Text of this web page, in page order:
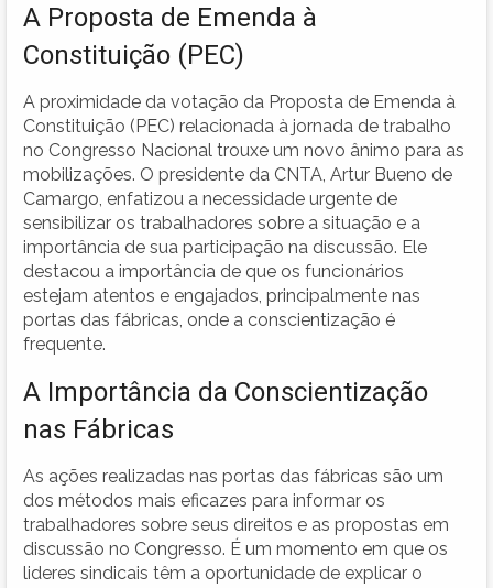
A Proposta de Emenda à
Constituição (PEC)
A proximidade da votação da Proposta de Emenda à
Constituição (PEC) relacionada à jornada de trabalho
no Congresso Nacional trouxe um novo ânimo para as
mobilizações. O presidente da CNTA, Artur Bueno de
Camargo, enfatizou a necessidade urgente de
sensibilizar os trabalhadores sobre a situação e a
importância de sua participação na discussão. Ele
destacou a importância de que os funcionários
estejam atentos e engajados, principalmente nas
portas das fábricas, onde a conscientização é
frequente.
A Importância da Conscientização
nas Fábricas
As ações realizadas nas portas das fábricas são um
dos métodos mais eficazes para informar os
trabalhadores sobre seus direitos e as propostas em
discussão no Congresso. É um momento em que os
lideres sindicais têm a oportunidade de explicar o